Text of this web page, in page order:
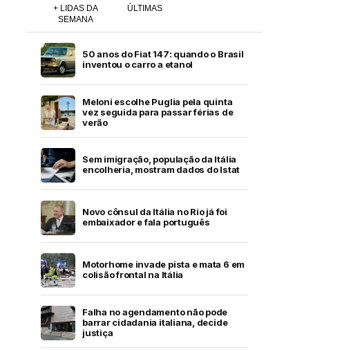
+ LIDAS DA
SEMANA
ÚLTIMAS
50 anos do Fiat 147: quando o Brasil
inventou o carro a etanol
Meloni escolhe Puglia pela quinta
vez seguida para passar férias de
verão
Sem imigração, população da Itália
encolheria, mostram dados do Istat
Novo cônsul da Itália no Rio já foi
embaixador e fala português
Motorhome invade pista e mata 6 em
colisão frontal na Itália
Falha no agendamento não pode
barrar cidadania italiana, decide
justiça